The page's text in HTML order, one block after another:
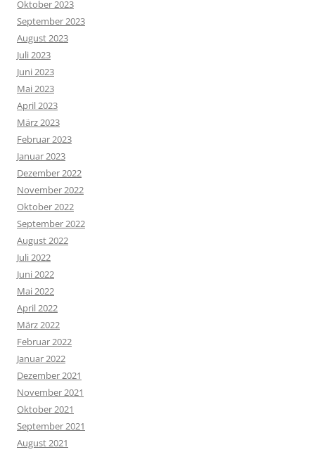
Oktober 2023
September 2023
August 2023
Juli 2023
Juni 2023
Mai 2023
April 2023
März 2023
Februar 2023
Januar 2023
Dezember 2022
November 2022
Oktober 2022
September 2022
August 2022
Juli 2022
Juni 2022
Mai 2022
April 2022
März 2022
Februar 2022
Januar 2022
Dezember 2021
November 2021
Oktober 2021
September 2021
August 2021